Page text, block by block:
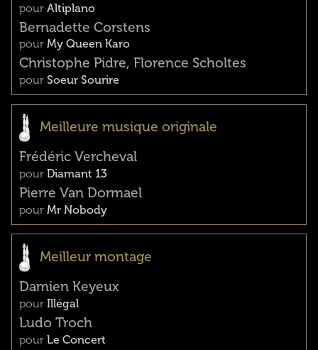
pour Altiplano
Bernadette Corstens
pour My Queen Karo
Christophe Pidre, Florence Scholtes
pour Soeur Sourire
Meilleure musique originale
Frédéric Vercheval
pour Diamant 13
Pierre Van Dormael
pour Mr Nobody
Meilleur montage
Damien Keyeux
pour Illégal
Ludo Troch
pour Le Concert